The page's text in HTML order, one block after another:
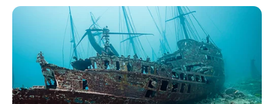
7ème: 12 JUMBY BAY
Les regrets ou en cas de non-partant : 5 JINA FOUTEAU
et/ou 7 HOLLY GREEN
Les Pronos Spot Fonctionnent à nouveau!